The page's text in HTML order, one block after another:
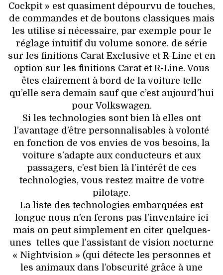
Cockpit » est quasiment dépourvu de touches,
de commandes et de boutons classiques mais
les utilise si nécessaire, par exemple pour le
réglage intuitif du volume sonore. de série
sur les finitions Carat Exclusive et R-Line et en
option sur les finitions Carat et R-Line. Vous
êtes clairement à bord de la voiture telle
qu’elle sera demain sauf que c’est aujourd’hui
pour Volkswagen.
Si les technologies sont bien là elles ont
l’avantage d’être personnalisables à volonté
en fonction de vos envies de vos besoins, la
voiture s’adapte aux conducteurs et aux
passagers, c’est bien là l’intérêt de ces
technologies, vous restez maitre de votre
pilotage.
La liste des technologies embarquées est
longue nous n’en ferons pas l’inventaire ici
mais on peut simplement en citer quelques-
unes telles que l’assistant de vision nocturne
« Nightvision » (qui détecte les personnes et
les animaux dans l’obscurité grâce à une